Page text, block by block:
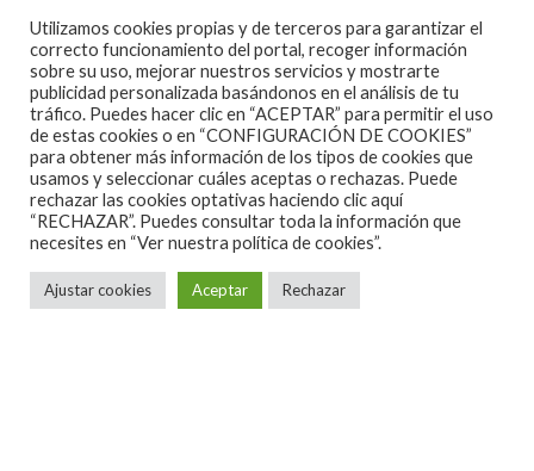
¿Dónde y cuándo podré comprar las entradas?
Las entradas saldrán a la venta elpróximo martes 16
de mayo a las 10h, serán nominativas y solo podrán
comprarse online enwww.doctormusic.com,
www.ticketmaster.es.
¿Cuál es el precio de las entradas?
Hay 5 precios para entradas de asiento reservado:
P5: 86 €; P4: 115€; P3: 165 €; P2: 190€; P1: 290€
Utilizamos cookies propias y de terceros para garantizar el
correcto funcionamiento del portal, recoger información
sobre su uso, mejorar nuestros servicios y mostrarte
publicidad personalizada basándonos en el análisis de tu
tráfico. Puedes hacer clic en “ACEPTAR” para permitir el uso
de estas cookies o en “CONFIGURACIÓN DE COOKIES”
para obtener más información de los tipos de cookies que
usamos y seleccionar cuáles aceptas o rechazas. Puede
rechazar las cookies optativas haciendo clic aquí
“RECHAZAR”. Puedes consultar toda la información que
necesites en “Ver nuestra política de cookies”.
Ajustar cookies Aceptar Rechazar